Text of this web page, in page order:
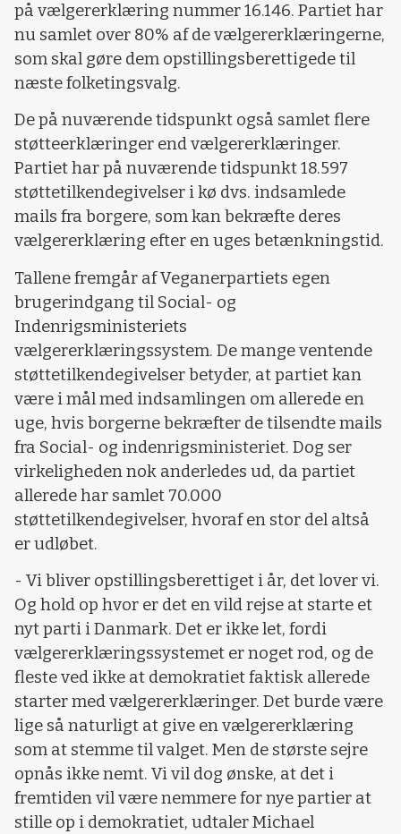
på vælgererklæring nummer 16.146. Partiet har
nu samlet over 80% af de vælgererklæringerne,
som skal gøre dem opstillingsberettigede til
næste folketingsvalg.
De på nuværende tidspunkt også samlet flere
støtteerklæringer end vælgererklæringer.
Partiet har på nuværende tidspunkt 18.597
støttetilkendegivelser i kø dvs. indsamlede
mails fra borgere, som kan bekræfte deres
vælgererklæring efter en uges betænkningstid.
Tallene fremgår af Veganerpartiets egen
brugerindgang til Social- og
Indenrigsministeriets
vælgererklæringssystem. De mange ventende
støttetilkendegivelser betyder, at partiet kan
være i mål med indsamlingen om allerede en
uge, hvis borgerne bekræfter de tilsendte mails
fra Social- og indenrigsministeriet. Dog ser
virkeligheden nok anderledes ud, da partiet
allerede har samlet 70.000
støttetilkendegivelser, hvoraf en stor del altså
er udløbet.
- Vi bliver opstillingsberettiget i år, det lover vi.
Og hold op hvor er det en vild rejse at starte et
nyt parti i Danmark. Det er ikke let, fordi
vælgererklæringssystemet er noget rod, og de
fleste ved ikke at demokratiet faktisk allerede
starter med vælgererklæringer. Det burde være
lige så naturligt at give en vælgererklæring
som at stemme til valget. Men de største sejre
opnås ikke nemt. Vi vil dog ønske, at det i
fremtiden vil være nemmere for nye partier at
stille op i demokratiet, udtaler Michael